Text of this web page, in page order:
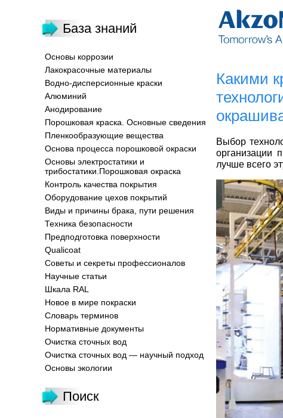
База знаний
Основы коррозии
Лакокрасочные материалы
Водно-дисперсионные краски
Алюминий
Анодирование
Порошковая краска. Основные сведения
Пленкообразующие вещества
Основа процесса порошковой окраски
Основы электростатики и
трибостатики.Порошковая окраска
Контроль качества покрытия
Оборудование цехов покрытий
Виды и причины брака, пути решения
Техника безопасности
Предподготовка поверхности
Qualicoat
Советы и секреты профессионалов
Научные статьи
Шкала RAL
Новое в мире покраски
Словарь терминов
Нормативные документы
Очистка сточных вод
Очистка сточных вод — научный подход
Основы экологии
Поиск
Какими
Выбор
организации
лучше всего